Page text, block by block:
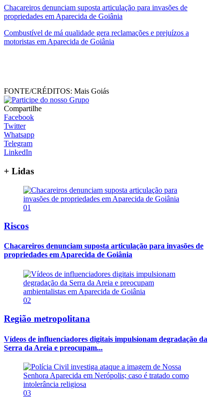
Chacareiros denunciam suposta articulação para invasões de
propriedades em Aparecida de Goiânia
Combustível de má qualidade gera reclamações e prejuízos a
motoristas em Aparecida de Goiânia
FONTE/CRÉDITOS: Mais Goiás
Compartilhe
Facebook
Twitter
Whatsapp
Telegram
LinkedIn
+ Lidas
01
Riscos
Chacareiros denunciam suposta articulação para invasões de
propriedades em Aparecida de Goiânia
02
Região metropolitana
Vídeos de influenciadores digitais impulsionam degradação da
Serra da Areia e preocupam...
03